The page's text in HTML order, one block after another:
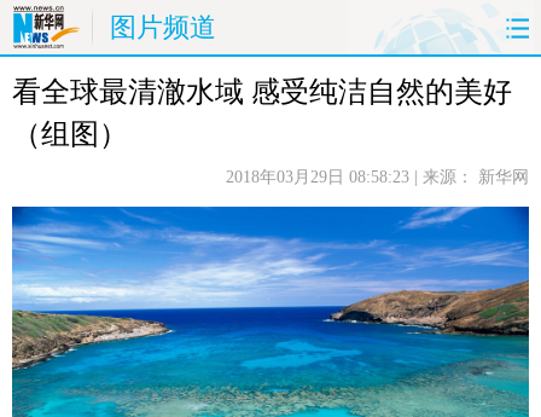
图片频道
首页 时政 国际 财经
娱乐
时尚 思客 地方 法治
港澳 台湾 华人 汽车
科技 能源 房产 公司
图片 视频 彩票 食品
看全球最清澈水域 感受纯洁自然的美好
（组图）
2018年03月29日 08:58:23 | 来源： 新华网